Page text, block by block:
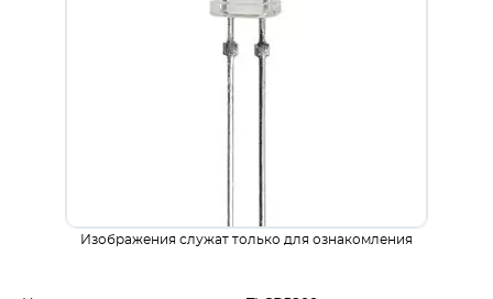
Изображения служат только для ознакомления